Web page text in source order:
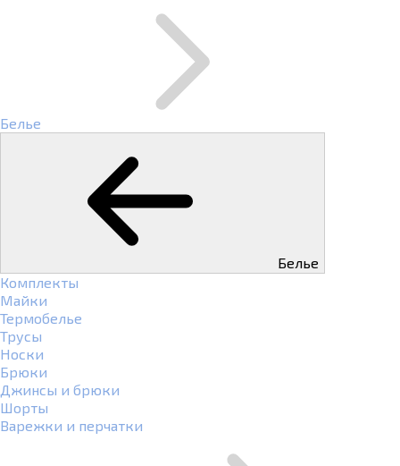
Белье
Белье
Комплекты
Майки
Термобелье
Трусы
Носки
Брюки
Джинсы и брюки
Шорты
Варежки и перчатки